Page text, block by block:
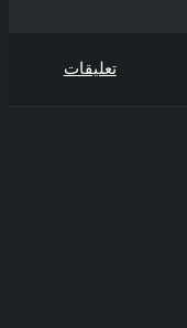
تعليقات